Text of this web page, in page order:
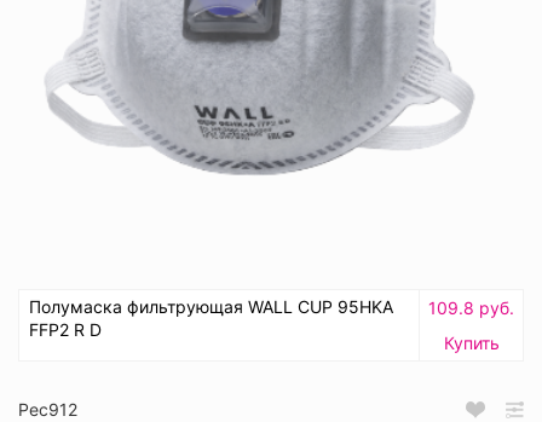
Полумаска фильтрующая WALL CUP 95HKA
FFP2 R D
109.8 руб.
Купить
Рес912